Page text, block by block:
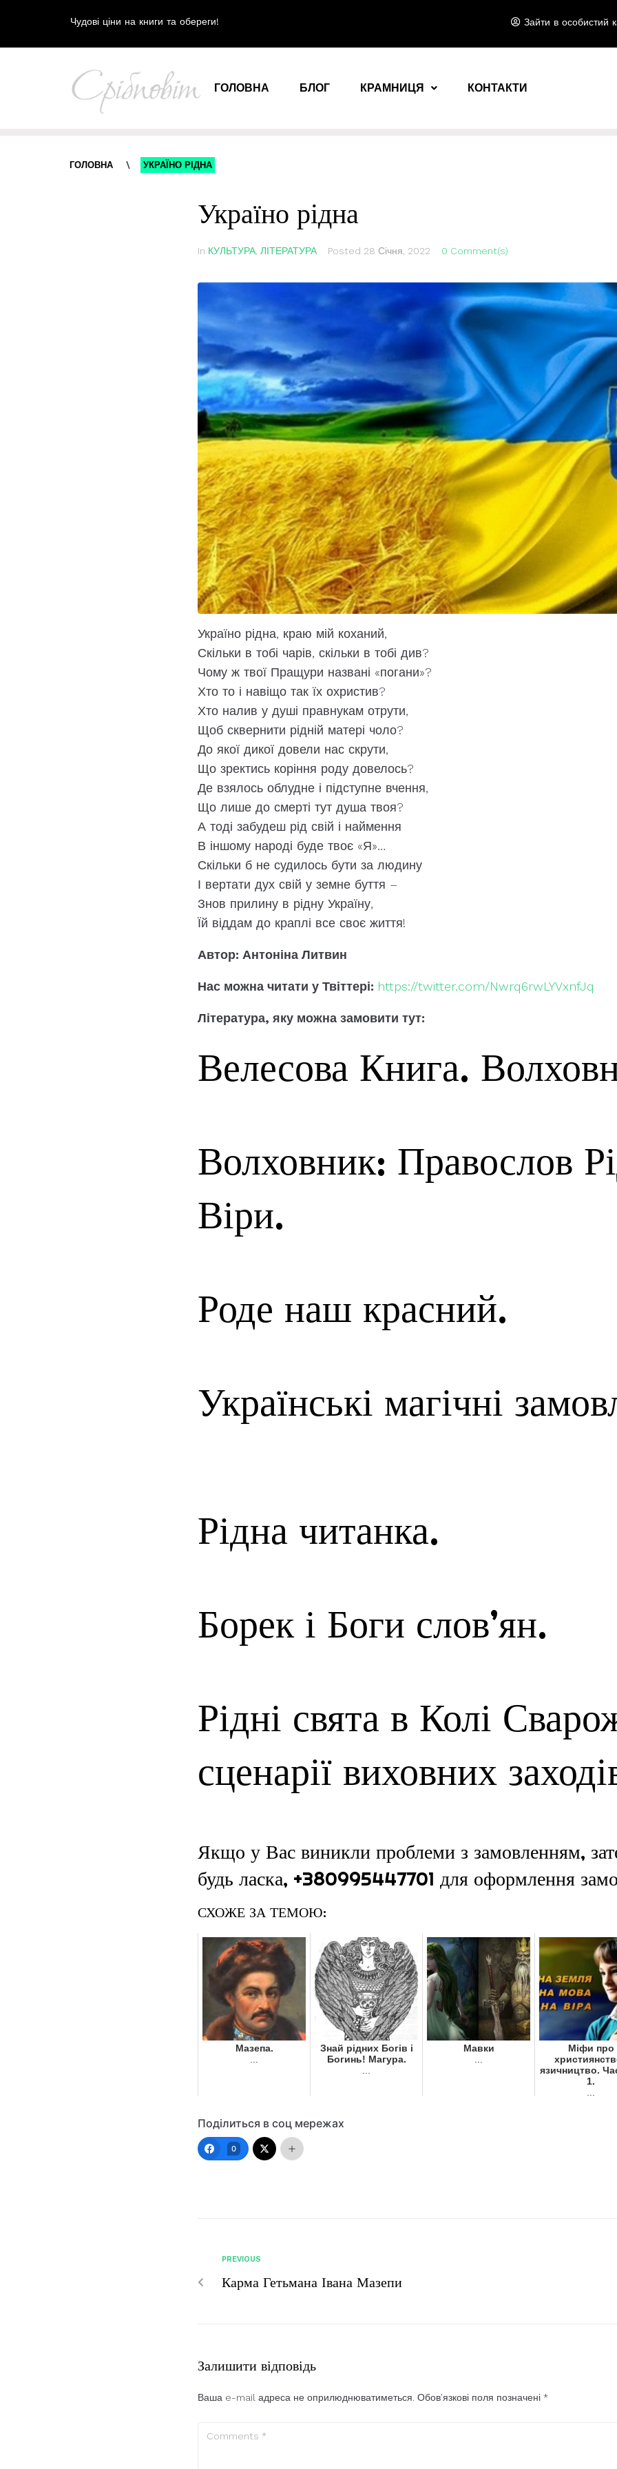
Чудові ціни на книги та обереги! Зайти в особистий
ГОЛОВНА БЛОГ КРАМНИЦЯ КОНТАКТИ
ГОЛОВНА \ УКРАЇНО РІДНА
Україно рідна
In КУЛЬТУРА ЛІТЕРАТУРА Posted 28 Січня, 2022 0 Comment(s)
Україно рідна, краю мій коханий,
Скільки в тобі чарів, скільки в тобі див?
Чому ж твої Пращури названі «погани»?
Хто то і навіщо так їх охристив?
Хто налив у душі правнукам отрути,
Щоб сквернити рідній матері чоло?
До якої дикої довели нас скрути,
Що зректись коріння роду довелось?
Де взялось облудне і підступне вчення,
Що лише до смерті тут душа твоя?
А тоді забудеш рід свій і наймення
В іншому народі буде твоє «Я»…
Скільки б не судилось бути за людину
І вертати дух свій у земне буття –
Знов прилину в рідну Україну,
Їй віддам до краплі все своє життя!
Автор: Антоніна Литвин
Нас можна читати у Твіттері: https://twitter.com/Nwrq6rwLYVxnfJq
Література, яку можна замовити тут:
Велесова Книга.
Волховник: Правослов
Віри.
Роде наш красний.
Українські магічні
Рідна читанка.
Борек і Боги слов’ян.
Рідні свята в Колі
сценарії виховних
Якщо у Вас виникли проблеми з замовленням,
будь ласка, +380995447701 для оформлення
СХОЖЕ ЗА ТЕМОЮ:
Мазепа.
Знай рідних Богів і
Богинь! Магура.
Мавки
Міфи про
язичництво.
1.
Поділиться в соц мережах
0
PREVIOUS
Карма Гетьмана Івана Мазепи
Залишити відповідь
Ваша e-mail адреса не оприлюднюватиметься. Обов’язкові поля позначені *